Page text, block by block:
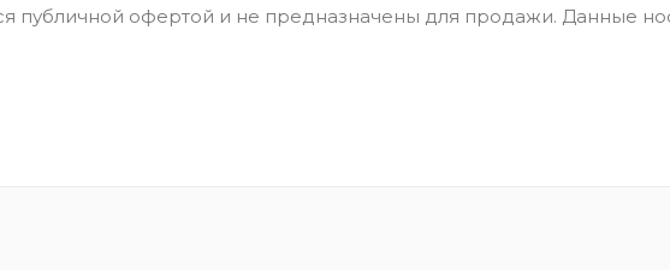
публичной офертой и не предназначены для продажи. Данные